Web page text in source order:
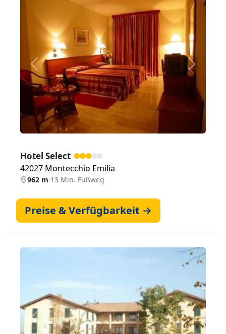
Zurück Weiter
Hotel Select
42027 Montecchio Emilia
962 m·13 Min. Fußweg
Preise & Verfügbarkeit →
Zurück Weiter